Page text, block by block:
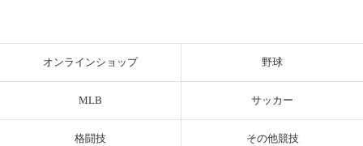
オンラインショップ 野球
MLB サッカー
格闘技 その他競技